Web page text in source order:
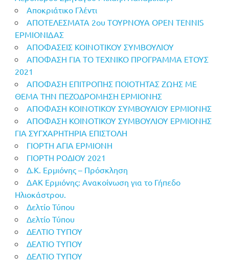
Αποκριάτικο Γλέντι
ΑΠΟΤΕΛΕΣΜΑΤΑ 2ου ΤΟΥΡΝΟΥΑ OPEN TENNIS
ΕΡΜΙΟΝΙΔΑΣ
ΑΠΟΦΑΣΕΙΣ ΚΟΙΝΟΤΙΚΟΥ ΣΥΜΒΟΥΛΙΟΥ
ΑΠΟΦΑΣΗ ΓΙΑ ΤΟ ΤΕΧΝΙΚΟ ΠΡΟΓΡΑΜΜΑ ΕΤΟΥΣ
2021
ΑΠΟΦΑΣΗ ΕΠΙΤΡΟΠΗΣ ΠΟΙΟΤΗΤΑΣ ΖΩΗΣ ΜΕ
ΘΕΜΑ ΤΗΝ ΠΕΖΟΔΡΟΜΗΣΗ ΕΡΜΙΟΝΗΣ
ΑΠΟΦΑΣΗ ΚΟΙΝΟΤΙΚΟΥ ΣΥΜΒΟΥΛΙΟΥ ΕΡΜΙΟΝΗΣ
ΑΠΟΦΑΣΗ ΚΟΙΝΟΤΙΚΟΥ ΣΥΜΒΟΥΛΙΟΥ ΕΡΜΙΟΝΗΣ
ΓΙΑ ΣΥΓΧΑΡΗΤΗΡΙΑ ΕΠΙΣΤΟΛΗ
ΓΙΟΡΤΗ ΑΓΙΑ ΕΡΜΙΟΝΗ
ΓΙΟΡΤΗ ΡΟΔΙΟΥ 2021
Δ.Κ. Ερμιόνης – Πρόσκληση
ΔΑΚ Ερμιόνης: Ανακοίνωση για το Γήπεδο
Ηλιοκάστρου.
Δελτίο Τύπου
Δελτίο Τύπου
ΔΕΛΤΙΟ ΤΥΠΟΥ
ΔΕΛΤΙΟ ΤΥΠΟΥ
ΔΕΛΤΙΟ ΤΥΠΟΥ